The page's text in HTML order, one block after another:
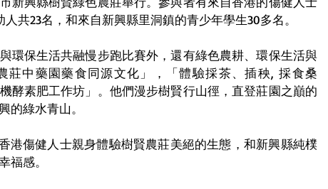
共23名，和來自新興縣里洞鎮的青少年學生30多名。
環保生活共融慢步跑比賽外，還有綠色農耕、環保生活與
莊中藥園藥食同源文化」，「體驗採茶、插秧, 採食桑
酵素肥工作坊」。他們漫步樹賢行山徑，直登莊園之巔的
的綠水青山。
港傷健人士親身體驗樹賢農莊美絕的生態，和新興縣純樸
福感。